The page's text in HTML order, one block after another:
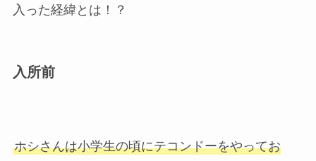
入った経緯とは！？
入所前
ホシさんは小学生の頃にテコンドーをやってお